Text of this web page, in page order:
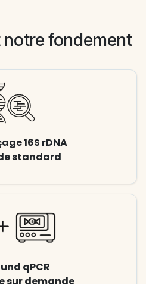
notre fondement
16S rDNA
standard
qPCR